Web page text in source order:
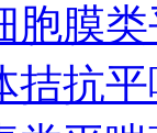
胞膜
拮抗